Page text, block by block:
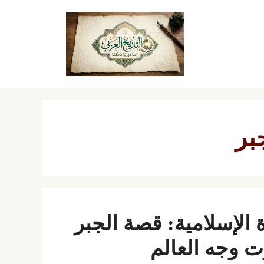
قصة الجبر
وجه العالم